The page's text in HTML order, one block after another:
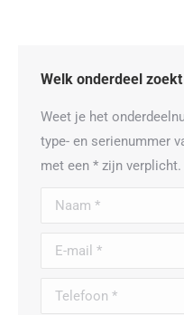
Welk onderdeel zoekt
Weet je het
type- en serienummer
met een * zijn verplicht.
Naam *
E-mail *
Telefoon *